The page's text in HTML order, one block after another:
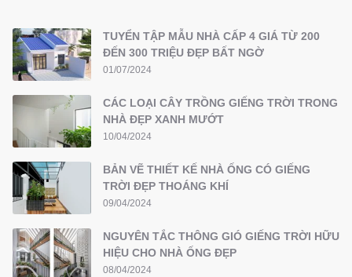
TUYỂN TẬP MẪU NHÀ CẤP 4 GIÁ TỪ 200
ĐẾN 300 TRIỆU ĐẸP BẤT NGỜ
01/07/2024
CÁC LOẠI CÂY TRỒNG GIẾNG TRỜI TRONG
NHÀ ĐẸP XANH MƯỚT
10/04/2024
BẢN VẼ THIẾT KẾ NHÀ ỐNG CÓ GIẾNG
TRỜI ĐẸP THOÁNG KHÍ
09/04/2024
NGUYÊN TẮC THÔNG GIÓ GIẾNG TRỜI HỮU
HIỆU CHO NHÀ ỐNG ĐẸP
08/04/2024